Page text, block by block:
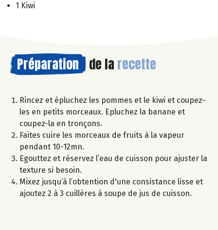
1 Kiwi
Préparation de la recette
Rincez et épluchez les pommes et le kiwi et coupez-
les en petits morceaux. Epluchez la banane et
coupez-la en tronçons.
Faites cuire les morceaux de fruits à la vapeur
pendant 10-12mn.
Egouttez et réservez l’eau de cuisson pour ajuster la
texture si besoin.
Mixez jusqu’à l’obtention d'une consistance lisse et
ajoutez 2 à 3 cuillères à soupe de jus de cuisson.